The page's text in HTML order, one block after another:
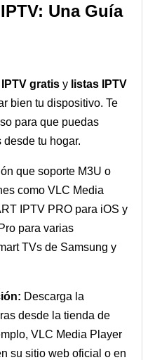
Una Guía
IPTV gratis y listas IPTV
bien tu dispositivo. Te
para que puedas
tu hogar.
que soporte M3U o
como VLC Media
IPTV PRO para iOS y
para varias
TVs de Samsung y
Descarga la
desde la tienda de
VLC Media Player
su sitio web oficial o en